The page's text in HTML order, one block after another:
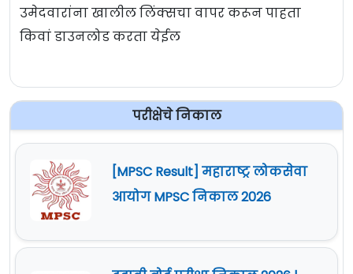
उमेदवारांना खालील लिंक्सचा वापर करून पाहता
किवां डाउनलोड करता येईल
परीक्षेचे निकाल
[MPSC Result] महाराष्ट्र लोकसेवा
आयोग MPSC निकाल 2026